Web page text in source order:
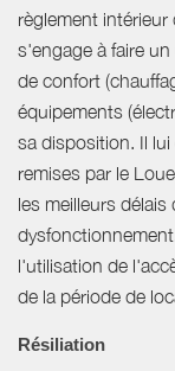
règlement intérieur
s'engage à faire
de confort
équipements
sa disposition. Il
remises par le
les meilleurs
l'utilisation de
de la période de
Résiliation